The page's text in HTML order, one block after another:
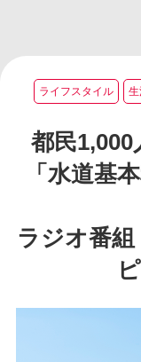
ライフスタイル 生
都民
「水道基
ラジオ番組